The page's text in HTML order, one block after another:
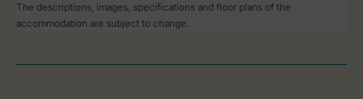
The descriptions, images, specifications and floor plans of the
accommodation are subject to change.